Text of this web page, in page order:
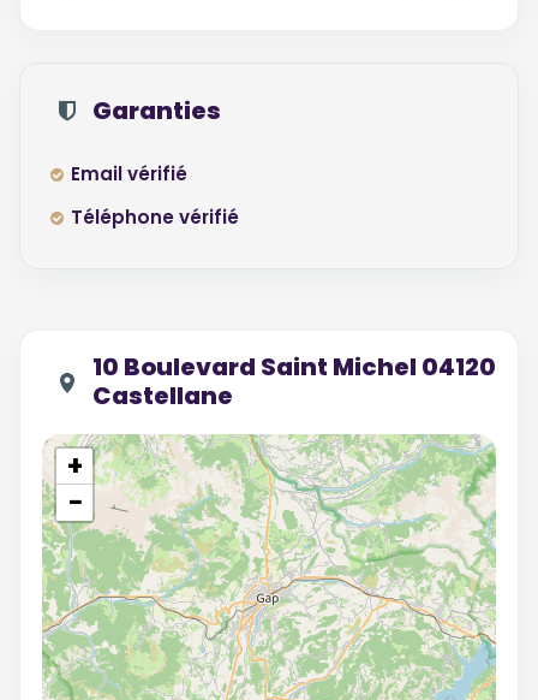
Garanties
Email vérifié
Téléphone vérifié
10 Boulevard Saint Michel 04120
Castellane
+
−